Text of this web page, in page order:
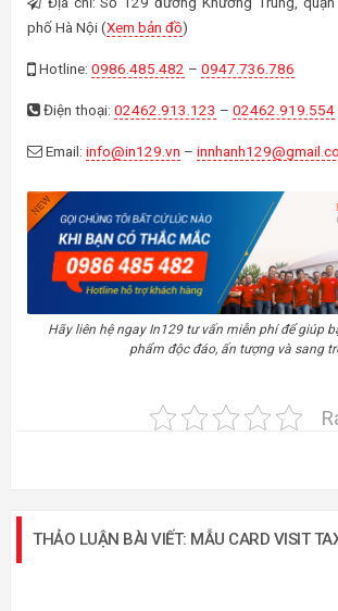
phố Hà Nội (Xem bản đồ)
Hotline: 0986.485.482 – 0947.736.786
Điện thoại: 02462.913.123 – 02462.919.554
Email: info@in129.vn –
Hãy liên hệ ngay In129 tư vấn miễn phí để giúp
phẩm độc đáo, ấn tượng và sang
THẢO LUẬN BÀI VIẾT: MẪU CARD VISIT